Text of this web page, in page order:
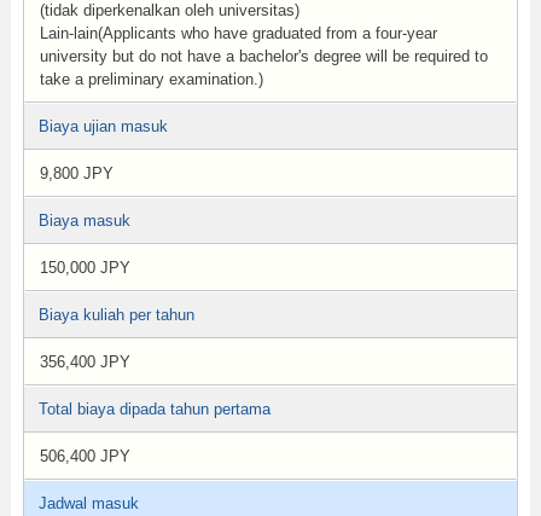
(tidak diperkenalkan oleh universitas)
Lain-lain(Applicants who have graduated from a four-year
university but do not have a bachelor's degree will be required to
take a preliminary examination.)
Biaya ujian masuk
9,800 JPY
Biaya masuk
150,000 JPY
Biaya kuliah per tahun
356,400 JPY
Total biaya dipada tahun pertama
506,400 JPY
Jadwal masuk